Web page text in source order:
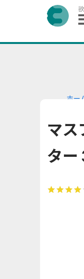
ホー
マス
ター